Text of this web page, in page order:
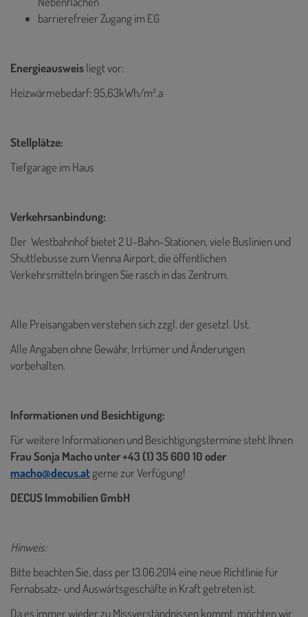
barrierefreier Zugang im EG
Energieausweisliegt vor:
Heizwärmebedarf: 95,63kWh/m².a
Stellplätze:
Tiefgarage im Haus
Verkehrsanbindung:
Der Westbahnhof bietet 2 U-Bahn-Stationen, viele Buslinien und
Shuttlebusse zum Vienna Airport, die öffentlichen
Verkehrsmitteln bringen Sie rasch in das Zentrum.
Alle Preisangaben verstehen sich zzgl. der gesetzl. Ust.
Alle Angaben ohne Gewähr, Irrtümer und Änderungen
vorbehalten.
Informationen und Besichtigung:
Für weitere Informationen und Besichtigungstermine steht Ihnen
Frau Sonja Macho unter+43 (1) 35 600 10oder
macho@decus.atgerne zur Verfügung!
DECUS Immobilien GmbH
Hinweis:
Bitte beachten Sie, dass per 13.06.2014 eine neue Richtlinie für
Fernabsatz- und Auswärtsgeschäfte in Kraft getreten ist.
Da es immer wieder zu Missverständnissen kommt, möchten wir